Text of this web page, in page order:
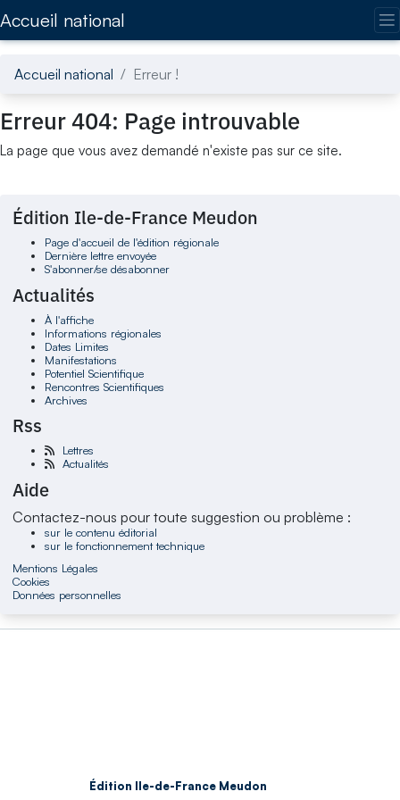
Accueil national
Accueil national Erreur !
Erreur 404: Page introuvable
La page que vous avez demandé n'existe pas sur ce site.
Édition Ile-de-France Meudon
Page d'accueil de l'édition régionale
Dernière lettre envoyée
S'abonner/se désabonner
Actualités
À l'affiche
Informations régionales
Dates Limites
Manifestations
Potentiel Scientifique
Rencontres Scientifiques
Archives
Rss
Lettres
Actualités
Aide
Contactez-nous pour toute suggestion ou problème :
sur le contenu éditorial
sur le fonctionnement technique
Mentions Légales
Cookies
Données personnelles
Édition Ile-de-France Meudon